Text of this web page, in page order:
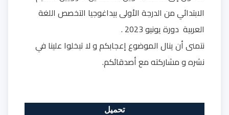
الابتدائي من الدرجة الأولى بيداغوجيا التخصص اللغة
العربية دورة يونيو 2023 .
نتمنى أن ينال الموضوع إعجابكم و لا تبخلوا علينا في
نشره و مشاركته مع أصدقائكم.
تحميل